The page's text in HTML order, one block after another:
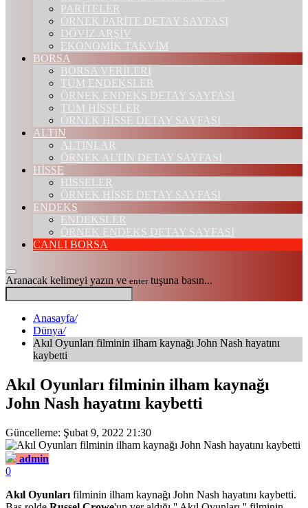
PARİTELER
ÖRNEK PARİTE DETAY SAYFASI
DÖVİZ ARŞİV
EKONOMİK TAKVİM
BORSA
BORSA VERİLERİ
TÜM ENDEKSLER
ÖRNEK ENDEKS DETAY SAYFASI
TÜM HİSSELER
ÖRNEK HİSSE DETAY SAYFASI
ALTIN
ALTINLAR
ÖRNEK ALTIN DETAY SAYFASI
HİSSE
HİSSELER
ÖRNEK HİSSE DETAY SAYFASI
ENDEKS
ENDEKSLER
ÖRNEK ENDEKS DETAY SAYFASI
CANLI BORSA
Aranacak kelimeyi yazın ve entertuşuna basın...
Anasayfa/
Dünya/
Akıl Oyunları filminin ilham kaynağı John Nash hayatını
kaybetti
Akıl Oyunları filminin ilham kaynağı
John Nash hayatını kaybetti
Güncelleme: Şubat 9, 2022 21:30
admin
0
Akıl Oyunları filminin ilham kaynağı John Nash hayatını kaybetti.